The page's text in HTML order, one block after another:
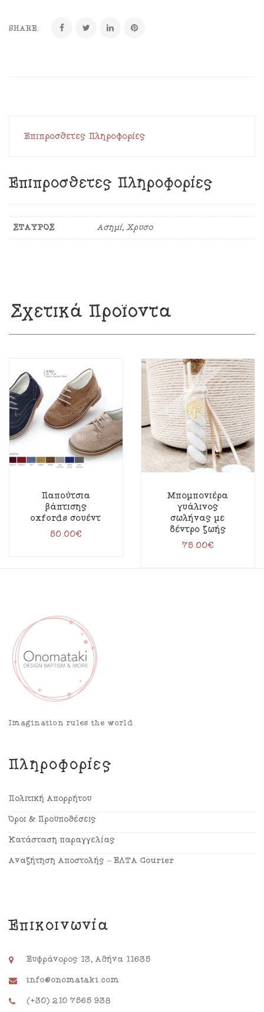
SHARE:
Επιπρόσθετες Πληροφορίες
Επιπρόσθετες Πληροφορίες
ΣΤΑΥΡΟΣ Ασημί, Χρυσό
Σχετικά Προϊόντα
Παπούτσια
βάπτισης
oxfords σουέντ
50.00€
Μπομπονιέρα
γυάλινος
σωλήνας με
δέντρο ζωής
75.00€
Imagination rules the world
Πληροφορίες
Πολιτική Απορρήτου
Όροι & Προϋποθέσεις
Κατάσταση παραγγελίας
Αναζήτηση Αποστολής – ΕΛΤΑ Courier
Επικοινωνία
Ευφράνορος 13, Αθήνα 11635
info@onomataki.com
(+30) 210 7565 938